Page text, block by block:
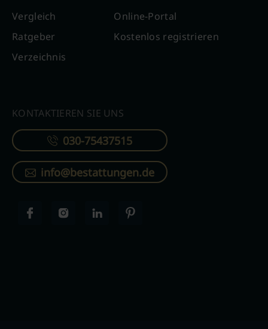
Vergleich
Ratgeber
Verzeichnis
Online-Portal
Kostenlos registrieren
KONTAKTIEREN SIE UNS
030-75437515
info@bestattungen.de